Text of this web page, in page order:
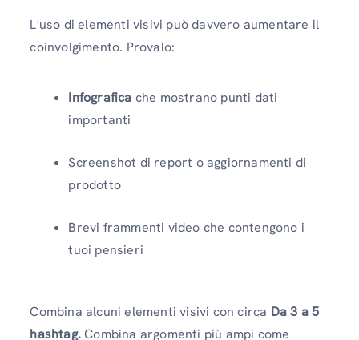
L'uso di elementi visivi può davvero aumentare il
coinvolgimento. Provalo:
Infografica che mostrano punti dati
importanti
Screenshot di report o aggiornamenti di
prodotto
Brevi frammenti video che contengono i
tuoi pensieri
Combina alcuni elementi visivi con circa Da 3 a 5
hashtag.Combina argomenti più ampi come